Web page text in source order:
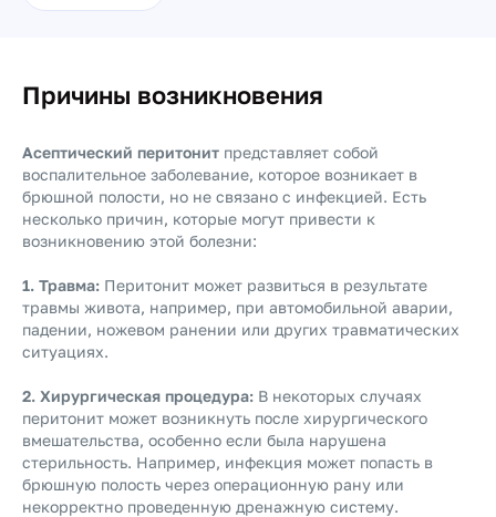
Причины возникновения
Асептический перитонит представляет собой
воспалительное заболевание, которое возникает в
брюшной полости, но не связано с инфекцией. Есть
несколько причин, которые могут привести к
возникновению этой болезни:
1. Травма: Перитонит может развиться в результате
травмы живота, например, при автомобильной аварии,
падении, ножевом ранении или других травматических
ситуациях.
2. Хирургическая процедура: В некоторых случаях
перитонит может возникнуть после хирургического
вмешательства, особенно если была нарушена
стерильность. Например, инфекция может попасть в
брюшную полость через операционную рану или
некорректно проведенную дренажную систему.